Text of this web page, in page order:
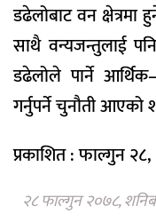
डढेलोबाट वन क्षेत्रमा
साथै वन्यजन्तुलाई
डढेलोले पार्ने
गर्नुपर्ने चुनौती आएको
प्रकाशित : फाल्गुन
२८ फाल्गुन २०७८,